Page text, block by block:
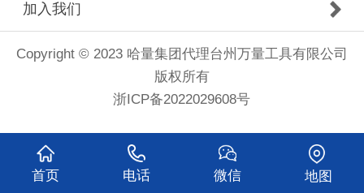
加入我们
Copyright © 2023 哈量集团代理台州万量工具有限公司
版权所有
浙ICP备2022029608号
首页 电话 微信 地图